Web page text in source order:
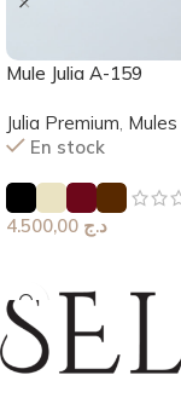
Mule Julia A-159
Julia Premium Mules
En stock
د.ج